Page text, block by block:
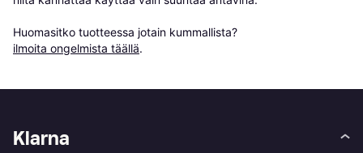
Huomasitko tuotteessa jotain kummallista?
ilmoita ongelmista täällä.
Klarna